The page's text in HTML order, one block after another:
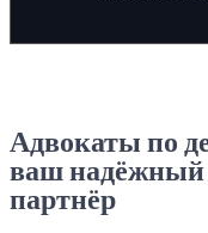
Адвокаты по
ваш
партнёр